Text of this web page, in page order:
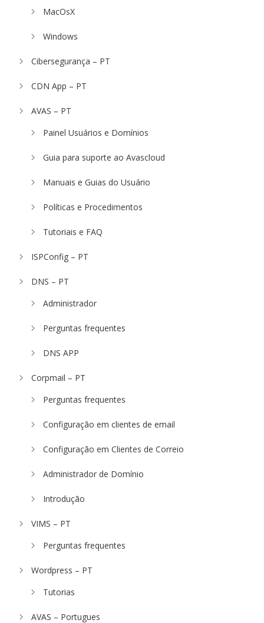
MacOsX
Windows
Cibersegurança – PT
CDN App – PT
AVAS – PT
Painel Usuários e Domínios
Guia para suporte ao Avascloud
Manuais e Guias do Usuário
Políticas e Procedimentos
Tutoriais e FAQ
ISPConfig – PT
DNS – PT
Administrador
Perguntas frequentes
DNS APP
Corpmail – PT
Perguntas frequentes
Configuração em clientes de email
Configuração em Clientes de Correio
Administrador de Domínio
Introdução
VIMS – PT
Perguntas frequentes
Wordpress – PT
Tutorias
AVAS – Portugues